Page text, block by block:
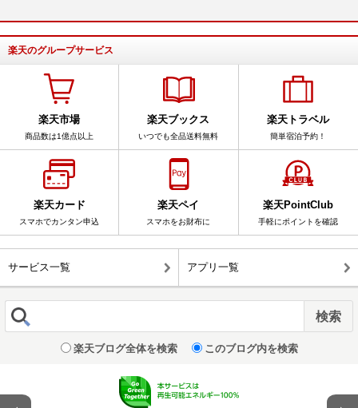
楽天のグループサービス
楽天市場
商品数は1億点以上
楽天ブックス
いつでも全品送料無料
楽天トラベル
簡単宿泊予約！
楽天カード
スマホでカンタン申込
楽天ペイ
スマホをお財布に
楽天PointClub
手軽にポイントを確認
サービス一覧 アプリ一覧
楽天ブログ全体を検索 このブログ内を検索